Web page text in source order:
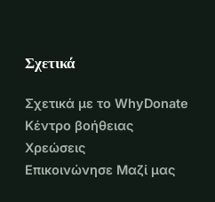
Σχετικά
Σχετικά με το WhyDonate
Κέντρο βοήθειας
Χρεώσεις
Επικοινώνησε Μαζί μας